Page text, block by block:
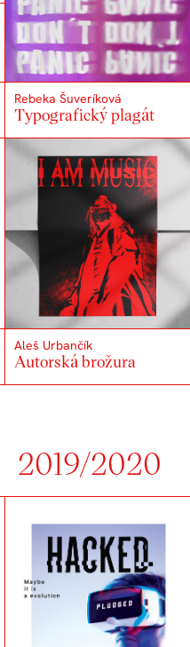
Rebeka Šuveríková
Typografický plagát
Aleš Urbančík
Autorská brožura
2019/2020